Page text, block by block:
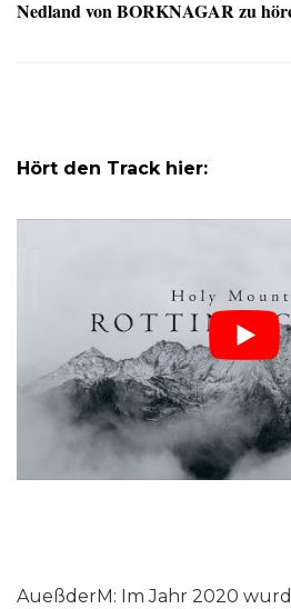
Nedland von BORKNAGAR zu
Hört den Track hier:
AueßderM: Im Jahr 2020